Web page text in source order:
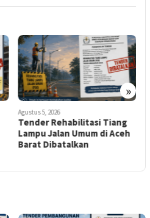
»
Agustus 5, 2026
Tender Rehabilitasi Tiang
Lampu Jalan Umum di Aceh
Barat Dibatalkan